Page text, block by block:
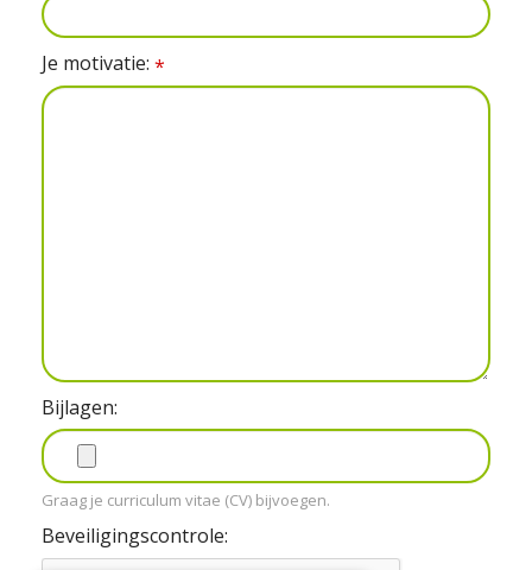
Je motivatie: *
Bijlagen:
Graag je curriculum vitae (CV) bijvoegen.
Beveiligingscontrole: